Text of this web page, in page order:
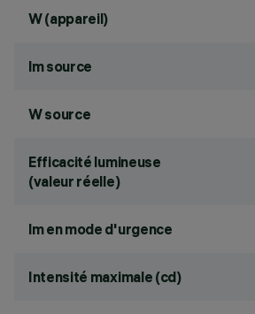
W (appareil)
lm source
W source
Efficacité lumineuse
(valeur réelle)
lm en mode d'urgence
Intensité maximale (cd)